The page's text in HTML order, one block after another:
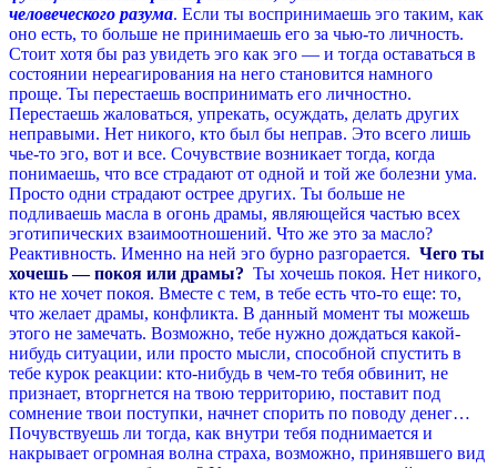
человеческого разума. Если ты воспринимаешь эго таким, как
оно есть, то больше не принимаешь его за чью-то личность.
Стоит хотя бы раз увидеть эго как эго — и тогда оставаться в
состоянии нереагирования на него становится намного
проще. Ты перестаешь воспринимать его личностно.
Перестаешь жаловаться, упрекать, осуждать, делать других
неправыми. Нет никого, кто был бы неправ. Это всего лишь
чье-то эго, вот и все. Сочувствие возникает тогда, когда
понимаешь, что все страдают от одной и той же болезни ума.
Просто одни страдают острее других. Ты больше не
подливаешь масла в огонь драмы, являющейся частью всех
эготипических взаимоотношений. Что же это за масло?
Реактивность. Именно на ней эго бурно разгорается. Чего ты
хочешь — покоя или драмы? Ты хочешь покоя. Нет никого,
кто не хочет покоя. Вместе с тем, в тебе есть что-то еще: то,
что желает драмы, конфликта. В данный момент ты можешь
этого не замечать. Возможно, тебе нужно дождаться какой-
нибудь ситуации, или просто мысли, способной спустить в
тебе курок реакции: кто-нибудь в чем-то тебя обвинит, не
признает, вторгнется на твою территорию, поставит под
сомнение твои поступки, начнет спорить по поводу денег…
Почувствуешь ли тогда, как внутри тебя поднимается и
накрывает огромная волна страха, возможно, принявшего вид